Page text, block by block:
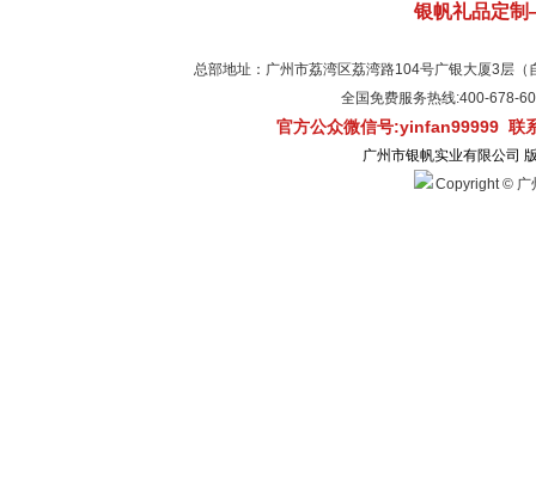
银帆礼品定
总部地址：广州市荔湾区荔湾路104号广银大厦3层
全国免费服务热线:400-
官方公众微信号:yinfan99999 联
广州市银帆实业有限公司
Copyright © 广